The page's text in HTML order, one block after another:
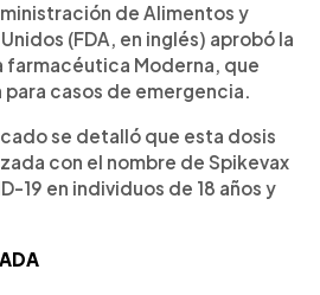
de Alimentos y
(FDA, en inglés) aprobó la
farmacéutica Moderna, que
casos de emergencia.
se detalló que esta dosis
con el nombre de Spikevax
19 en individuos de 18 años y